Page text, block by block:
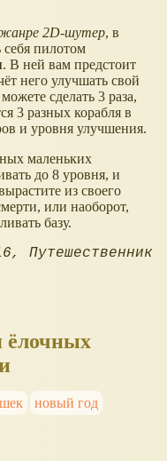
жанре 2D-шутер, в
себя пилотом
. В ней вам предстоит
него улучшать свой
сделать 3 раза,
3 разных корабля в
и уровня улучшения.
маленьких
до 8 уровня, и
из своего
или наоборот,
базу.
Путешественник
ёлочных
новый год